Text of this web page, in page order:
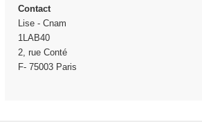
Contact
Lise - Cnam
1LAB40
2, rue Conté
F- 75003 Paris